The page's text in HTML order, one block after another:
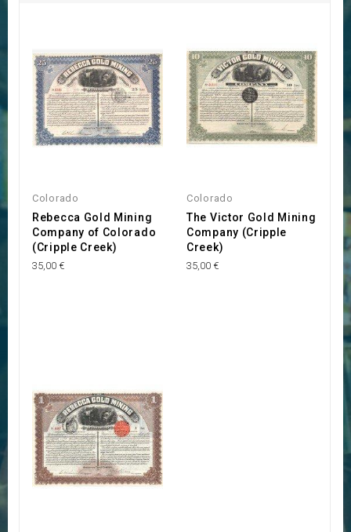
Colorado
Rebecca Gold Mining
Company of Colorado
(Cripple Creek)
35,00 €
Colorado
The Victor Gold Mining
Company (Cripple
Creek)
35,00 €